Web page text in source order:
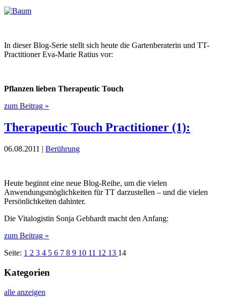
In dieser Blog-Serie stellt sich heute die Gartenberaterin und TT-
Practitioner Eva-Marie Ratius vor:
Pflanzen lieben Therapeutic Touch
zum Beitrag »
Therapeutic Touch Practitioner (1):
06.08.2011 | Berührung
Heute beginnt eine neue Blog-Reihe, um die vielen
Anwendungsmöglichkeiten für TT darzustellen – und die vielen
Persönlichkeiten dahinter.
Die Vitalogistin Sonja Gebhardt macht den Anfang:
zum Beitrag »
Seite: 1 2 3 4 5 6 7 8 9 10 11 12 13 14
Kategorien
alle anzeigen